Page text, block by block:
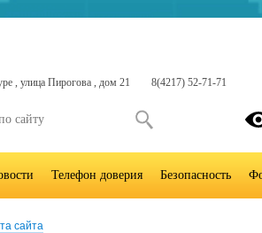
сайта
, улица Пирогова , дом 21 8(4217) 52-71-71
Телефон доверия Безопасность